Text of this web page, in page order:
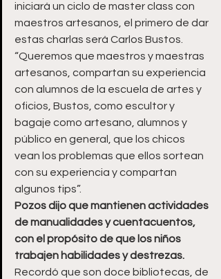
iniciará un ciclo de master class con
maestros artesanos, el primero de dar
estas charlas será Carlos Bustos.
“Queremos que maestros y maestras
artesanos, compartan su experiencia
con alumnos de la escuela de artes y
oficios, Bustos, como escultor y
bagaje como artesano, alumnos y
público en general, que los chicos
vean los problemas que ellos sortean
con su experiencia y compartan
algunos tips”.
Pozos dijo que mantienen actividades
de manualidades y cuentacuentos,
con el propósito de que los niños
trabajen habilidades y destrezas.
Recordó que son doce bibliotecas, de